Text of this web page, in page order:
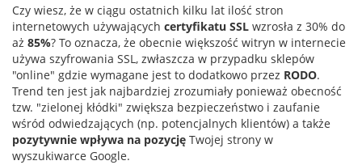
Czy wiesz, że w ciągu ostatnich kilku lat ilość stron
internetowych używających certyfikatu SSL wzrosła z 30% do
aż 85%? To oznacza, że obecnie większość witryn w internecie
używa szyfrowania SSL, zwłaszcza w przypadku sklepów
"online" gdzie wymagane jest to dodatkowo przez RODO.
Trend ten jest jak najbardziej zrozumiały ponieważ obecność
tzw. "zielonej kłódki" zwiększa bezpieczeństwo i zaufanie
wśród odwiedzających (np. potencjalnych klientów) a także
pozytywnie wpływa na pozycję Twojej strony w
wyszukiwarce Google.